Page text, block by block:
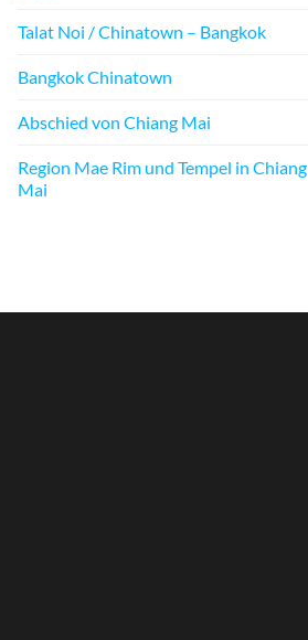
Talat Noi / Chinatown – Bangkok
Bangkok Chinatown
Abschied von Chiang Mai
Region Mae Rim und Tempel in Chiang
Mai